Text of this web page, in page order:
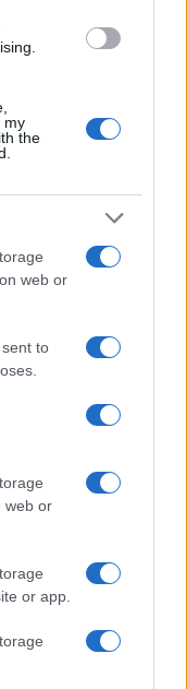
my
the
web or
to
web or
or app.
gli ospiti e le
Italiana della
al Quirinale: le
1,5 miliardi nel
di lavoro,